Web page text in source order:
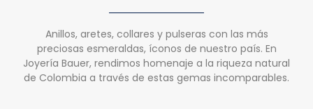
Anillos, aretes, collares y pulseras con las más
preciosas esmeraldas, íconos de nuestro país. En
Joyería Bauer, rendimos homenaje a la riqueza natural
de Colombia a través de estas gemas incomparables.